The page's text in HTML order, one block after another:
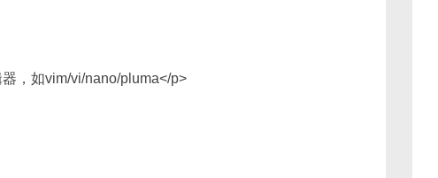
，如vim/vi/nano/pluma</p>